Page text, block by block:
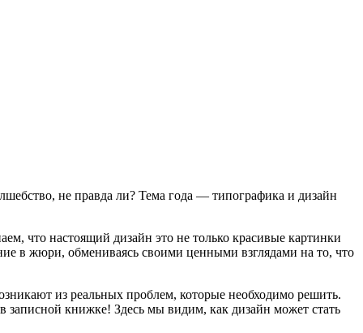
не правда ли? Тема года — типографика и дизайн
что настоящий дизайн это не только красивые картинки
в жюри, обмениваясь своими ценными взглядами на то, что
из реальных проблем, которые необходимо решить.
записной книжке! Здесь мы видим, как дизайн может стать